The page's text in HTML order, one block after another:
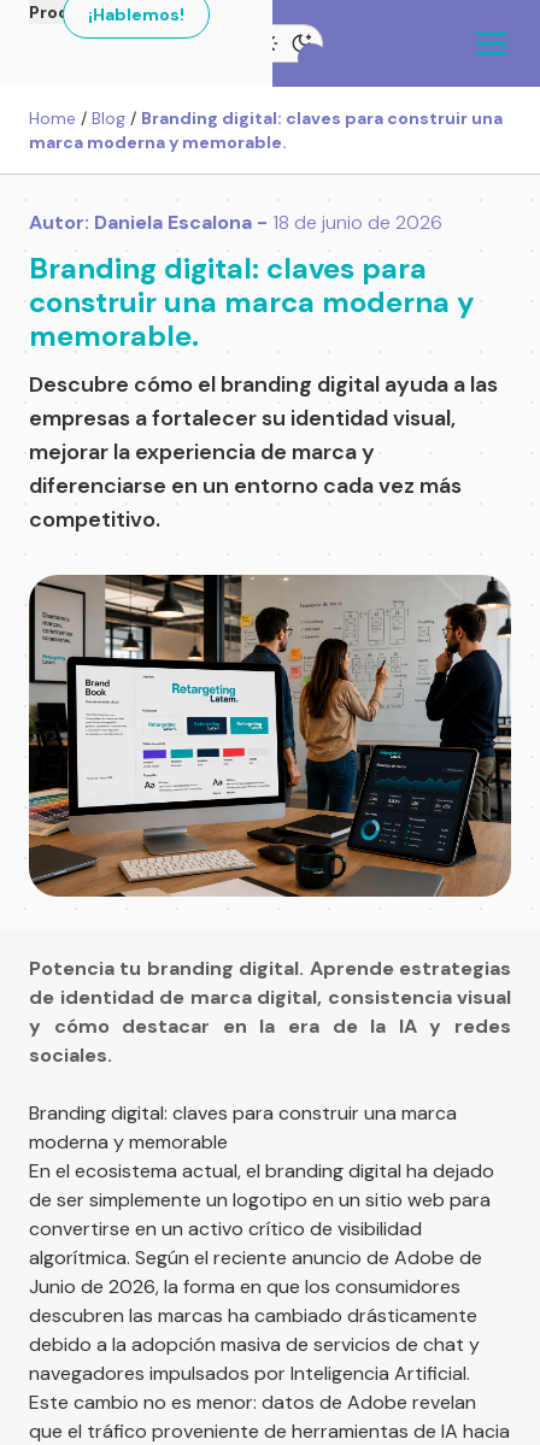
Productos¡Hablemos!
Home / Blog / Branding digital: claves para construir una
marca moderna y memorable.
Autor: Daniela Escalona - 18 de junio de 2026
Branding digital: claves para
construir una marca moderna y
memorable.
Descubre cómo el branding digital ayuda a las
empresas a fortalecer su identidad visual,
mejorar la experiencia de marca y
diferenciarse en un entorno cada vez más
competitivo.
Potencia tu branding digital. Aprende estrategias
de identidad de marca digital, consistencia visual
y cómo destacar en la era de la IA y redes
sociales.
Branding digital: claves para construir una marca
moderna y memorable
En el ecosistema actual, el branding digital ha dejado
de ser simplemente un logotipo en un sitio web para
convertirse en un activo crítico de visibilidad
algorítmica. Según el reciente anuncio de Adobe de
Junio de 2026, la forma en que los consumidores
descubren las marcas ha cambiado drásticamente
debido a la adopción masiva de servicios de chat y
navegadores impulsados por Inteligencia Artificial.
Este cambio no es menor: datos de Adobe revelan
que el tráfico proveniente de herramientas de IA hacia